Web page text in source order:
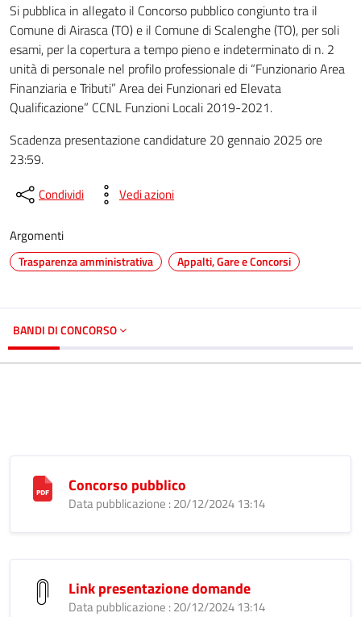
Si pubblica in allegato il Concorso pubblico congiunto tra il
Comune di Airasca (TO) e il Comune di Scalenghe (TO), per soli
esami, per la copertura a tempo pieno e indeterminato di n. 2
unità di personale nel profilo professionale di “Funzionario Area
Finanziaria e Tributi” Area dei Funzionari ed Elevata
Qualificazione” CCNL Funzioni Locali 2019-2021.
Scadenza presentazione candidature 20 gennaio 2025 ore
23:59.
Condividi Vedi azioni
Argomenti
Trasparenza amministrativa Appalti, Gare e Concorsi
BANDI DI CONCORSO
Concorso pubblico
Data pubblicazione : 20/12/2024 13:14
Link presentazione domande
Data pubblicazione : 20/12/2024 13:14